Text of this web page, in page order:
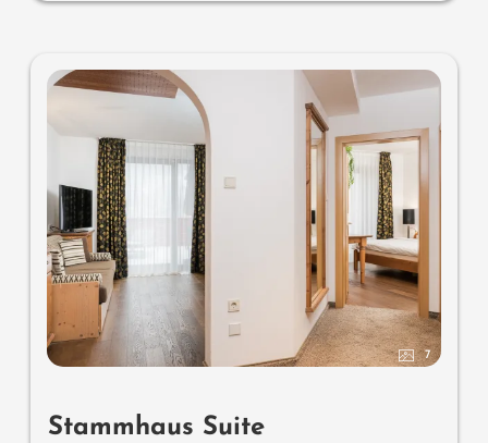
7
Stammhaus Suite